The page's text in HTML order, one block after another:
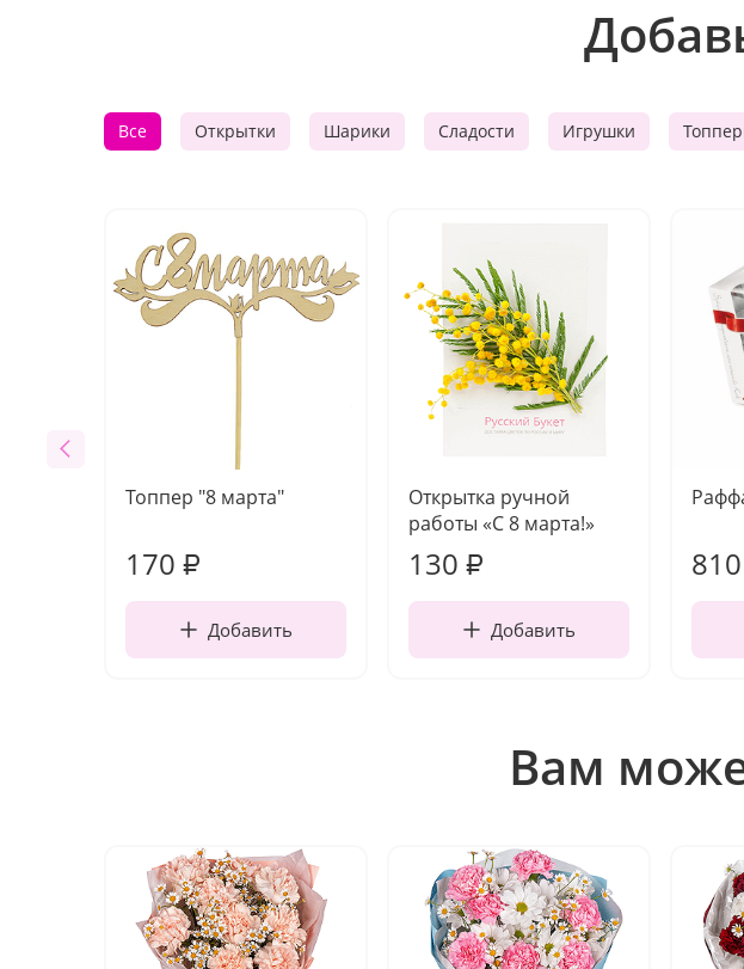
Все Открытки Шарики Сладости Игрушки
Топпер "8 марта"
170 ₽
Добавить
Открытка ручной
работы «С 8 марта!»
130 ₽
Добавить
810
Вам